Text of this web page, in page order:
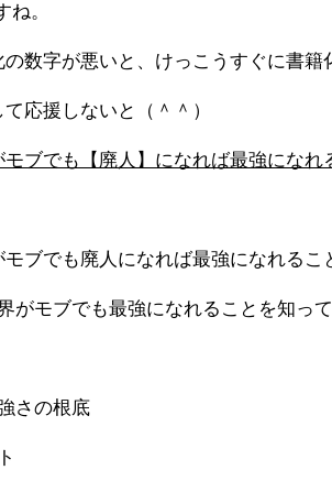
ね。
数字が悪いと、けっこうすぐに書籍
応援しないと（＾＾）
ブでも【廃人】になれば最強になれ
モブでも廃人になれば最強になれる
がモブでも最強になれることを知って
さの根底